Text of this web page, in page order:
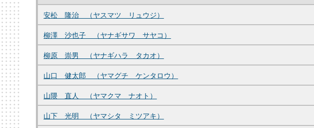
安松 隆治 （ヤスマツ リュウジ）
柳澤 沙也子 （ヤナギサワ サヤコ）
柳原 崇男 （ヤナギハラ タカオ）
山口 健太郎 （ヤマグチ ケンタロウ）
山隈 直人 （ヤマクマ ナオト）
山下 光明 （ヤマシタ ミツアキ）